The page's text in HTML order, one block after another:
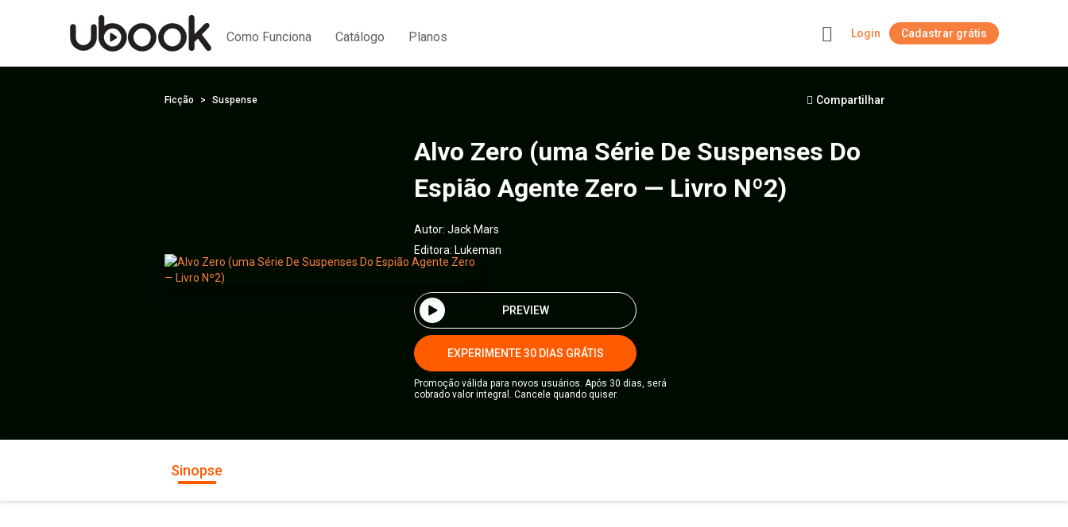
Como Funciona Catálogo Planos Login Cadastrar grátis
Ficção Suspense Compartilhar
Alvo Zero (uma Série De Suspenses Do
Espião Agente Zero — Livro Nº2)
Autor: Jack Mars
Editora: Lukeman
PREVIEW
EXPERIMENTE 30 DIAS GRÁTIS
Promoção válida para novos usuários. Após 30 dias, será
cobrado valor integral. Cancele quando quiser.
Sinopse